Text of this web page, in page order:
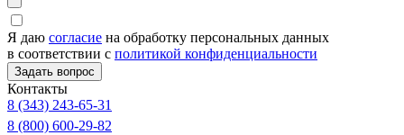
Я даю согласие на обработку персональных данных
в соответствии с политикой конфиденциальности
Контакты
8 (343) 243-65-31
8 (800) 600-29-82